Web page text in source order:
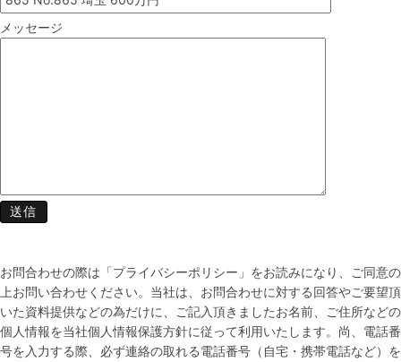
メッセージ
お問合わせの際は「プライバシーポリシー」をお読みになり、ご同意の
上お問い合わせください。当社は、お問合わせに対する回答やご要望頂
いた資料提供などの為だけに、ご記入頂きましたお名前、ご住所などの
個人情報を当社個人情報保護方針に従って利用いたします。尚、電話番
号を入力する際、必ず連絡の取れる電話番号（自宅・携帯電話など）を